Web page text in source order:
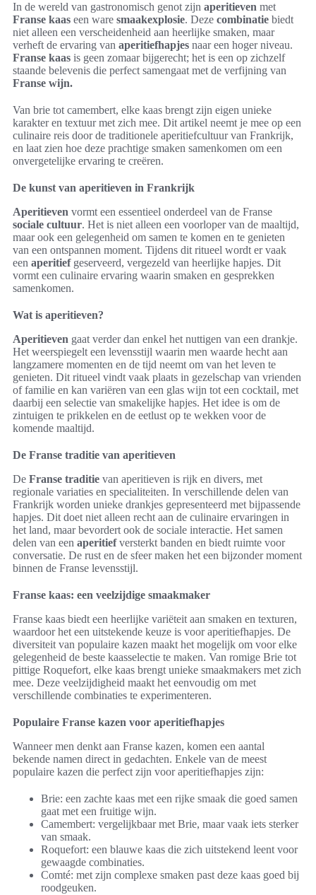
In de wereld van gastronomisch genot zijn aperitieven met
Franse kaas een ware smaakexplosie. Deze combinatie biedt
niet alleen een verscheidenheid aan heerlijke smaken, maar
verheft de ervaring van aperitiefhapjes naar een hoger niveau.
Franse kaas is geen zomaar bijgerecht; het is een op zichzelf
staande belevenis die perfect samengaat met de verfijning van
Franse wijn.
Van brie tot camembert, elke kaas brengt zijn eigen unieke
karakter en textuur met zich mee. Dit artikel neemt je mee op een
culinaire reis door de traditionele aperitiefcultuur van Frankrijk,
en laat zien hoe deze prachtige smaken samenkomen om een
onvergetelijke ervaring te creëren.
De kunst van aperitieven in Frankrijk
Aperitieven vormt een essentieel onderdeel van de Franse
sociale cultuur. Het is niet alleen een voorloper van de maaltijd,
maar ook een gelegenheid om samen te komen en te genieten
van een ontspannen moment. Tijdens dit ritueel wordt er vaak
een aperitiefgeserveerd, vergezeld van heerlijke hapjes. Dit
vormt een culinaire ervaring waarin smaken en gesprekken
samenkomen.
Wat is aperitieven?
Aperitieven gaat verder dan enkel het nuttigen van een drankje.
Het weerspiegelt een levensstijl waarin men waarde hecht aan
langzamere momenten en de tijd neemt om van het leven te
genieten. Dit ritueel vindt vaak plaats in gezelschap van vrienden
of familie en kan variëren van een glas wijn tot een cocktail, met
daarbij een selectie van smakelijke hapjes. Het idee is om de
zintuigen te prikkelen en de eetlust op te wekken voor de
komende maaltijd.
De Franse traditie van aperitieven
De Franse traditie van aperitieven is rijk en divers, met
regionale variaties en specialiteiten. In verschillende delen van
Frankrijk worden unieke drankjes gepresenteerd met bijpassende
hapjes. Dit doet niet alleen recht aan de culinaire ervaringen in
het land, maar bevordert ook de sociale interactie. Het samen
delen van een aperitiefversterkt banden en biedt ruimte voor
conversatie. De rust en de sfeer maken het een bijzonder moment
binnen de Franse levensstijl.
Franse kaas: een veelzijdige smaakmaker
Franse kaas biedt een heerlijke variëteit aan smaken en texturen,
waardoor het een uitstekende keuze is voor aperitiefhapjes. De
diversiteit van populaire kazen maakt het mogelijk om voor elke
gelegenheid de beste kaasselectie te maken. Van romige Brie tot
pittige Roquefort, elke kaas brengt unieke smaakmakers met zich
mee. Deze veelzijdigheid maakt het eenvoudig om met
verschillende combinaties te experimenteren.
Populaire Franse kazen voor aperitiefhapjes
Wanneer men denkt aan Franse kazen, komen een aantal
bekende namen direct in gedachten. Enkele van de meest
populaire kazen die perfect zijn voor aperitiefhapjes zijn:
Brie: een zachte kaas met een rijke smaak die goed samen
gaat met een fruitige wijn.
Camembert: vergelijkbaar met Brie, maar vaak iets sterker
van smaak.
Roquefort: een blauwe kaas die zich uitstekend leent voor
gewaagde combinaties.
Comté: met zijn complexe smaken past deze kaas goed bij
roodgeuken.